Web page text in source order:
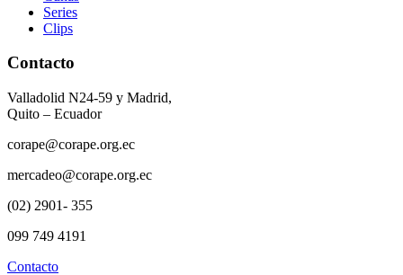
Series
Clips
Contacto
Valladolid N24-59 y Madrid,
Quito – Ecuador
corape@corape.org.ec
mercadeo@corape.org.ec
(02) 2901- 355
099 749 4191
Contacto